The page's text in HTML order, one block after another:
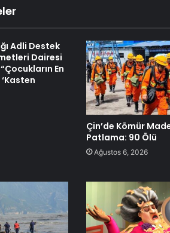
Adli Destek
Dairesi
En
Çin’de Kömür
Patlama: 90 Ölü
Ağustos 6, 2026